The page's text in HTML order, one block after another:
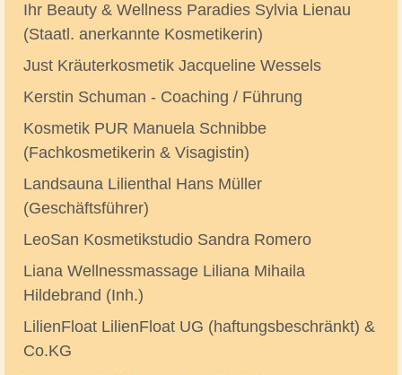
Ihr Beauty & Wellness Paradies Sylvia Lienau
(Staatl. anerkannte Kosmetikerin)
Just Kräuterkosmetik Jacqueline Wessels
Kerstin Schuman - Coaching / Führung
Kosmetik PUR Manuela Schnibbe
(Fachkosmetikerin & Visagistin)
Landsauna Lilienthal Hans Müller
(Geschäftsführer)
LeoSan Kosmetikstudio Sandra Romero
Liana Wellnessmassage Liliana Mihaila
Hildebrand (Inh.)
LilienFloat LilienFloat UG (haftungsbeschränkt) &
Co.KG